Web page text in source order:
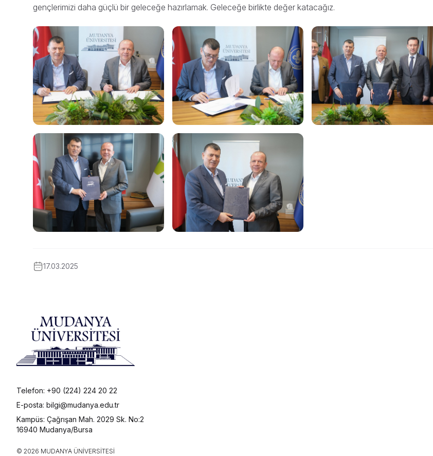
gençlerimizi daha güçlü bir geleceğe hazırlamak. Geleceğe birlikte değer katacağız.
17.03.2025
Telefon: +90 (224) 224 20 22
E-posta: bilgi@mudanya.edu.tr
Kampüs: Çağrışan Mah. 2029 Sk. No:2
16940 Mudanya/Bursa
© 2026 MUDANYA ÜNIVERSITESI